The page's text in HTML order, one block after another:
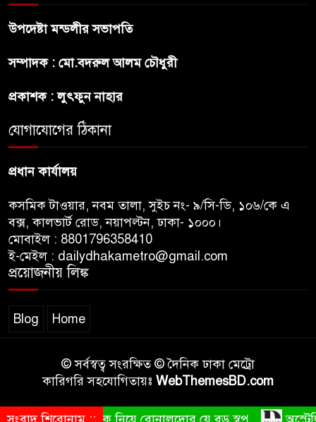
সাকিবকে সমর্থন করায় অনুতপ্ত
আসিফ আকবর ক্ষমা চাইলেন
উপদেষ্টা মন্ডলীর সভাপতি
সম্পাদক : মো.বদরুল আলম চৌধুরী
প্রকাশক : লুৎফুন নাহার
যোগাযোগের ঠিকানা
প্রধান কার্যালয়
কসমিক টাওয়ার, নবম তালা, সুইচ নং- ৯/সি-ডি, ১০৬/কে এ
বক্স, কালভার্ট রোড, নয়াপল্টন, ঢাকা- ১০০০।
মোবাইল : 8801796358410
ই-মেইল : dailydhakametro@gmail.com
প্রয়োজনীয় লিঙ্ক
Blog Home
© সর্বস্বত্ব সংরক্ষিত © দৈনিক ঢাকা মেট্রো
কারিগরি সহযোগিতায়ঃ WebThemesBD.com